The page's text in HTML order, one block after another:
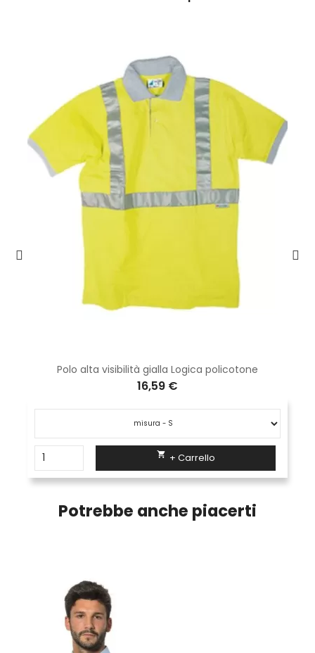
Polo alta visibilità gialla Logica policotone
16,59 €
 + Carrello
Potrebbe anche piacerti